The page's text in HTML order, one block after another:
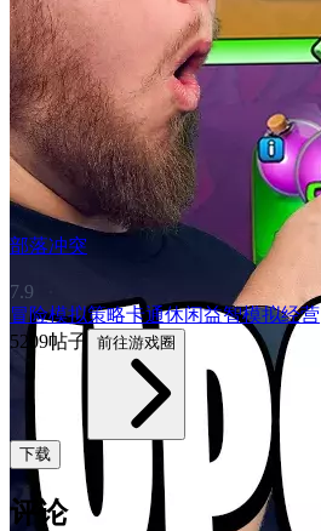
部落冲突
7.9
冒险模拟策略卡通休闲益智模拟经营
5209帖子
前往游戏圈
下载
评论